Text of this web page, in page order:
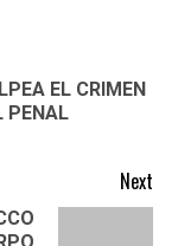
EL CRIMEN
PENAL
Next